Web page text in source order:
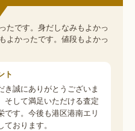
たです。身だしなみもよかっ
よかったです。値段もよかっ
ト
き誠にありがとうございま
そして満足いただける査定
す。今後も港区港南エリ
おります。